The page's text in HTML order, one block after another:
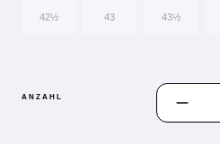
42½ 43 43½
ANZAHL